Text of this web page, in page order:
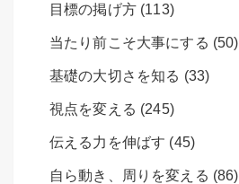
目標の掲げ方 (113)
当たり前こそ大事にする (50)
基礎の大切さを知る (33)
視点を変える (245)
伝える力を伸ばす (45)
自ら動き、周りを変える (86)